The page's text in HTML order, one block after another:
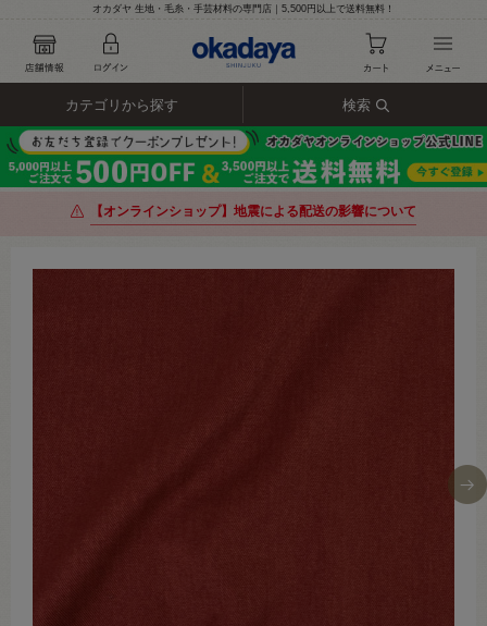
オカダヤ 生地・毛糸・手芸材料の専門店｜5,500円以上で送料無料！
カテゴリから探す 検索
【オンラインショップ】地震による配送の影響について